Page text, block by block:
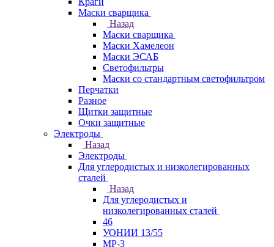
Маски сварщика
Назад
Маски сварщика
Маски Хамелеон
Маски ЭСАБ
Светофильтры
Маски со стандартным светофильтром
Перчатки
Разное
Щитки защитные
Очки защитные
Электроды
Назад
Электроды
Для углеродистых и низколегированных
сталей
Назад
Для углеродистых и
низколегированных сталей
46
УОНИИ 13/55
МР-3